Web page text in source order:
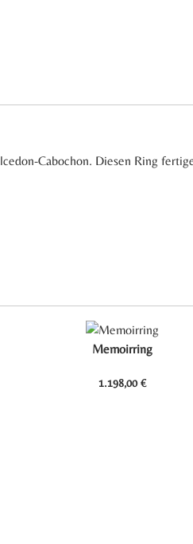
Cabochon. Diesen Ring
Memoirring
1.198,00€